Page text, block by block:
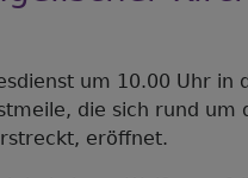
um 10.00 Uhr in
die sich rund um
eröffnet.